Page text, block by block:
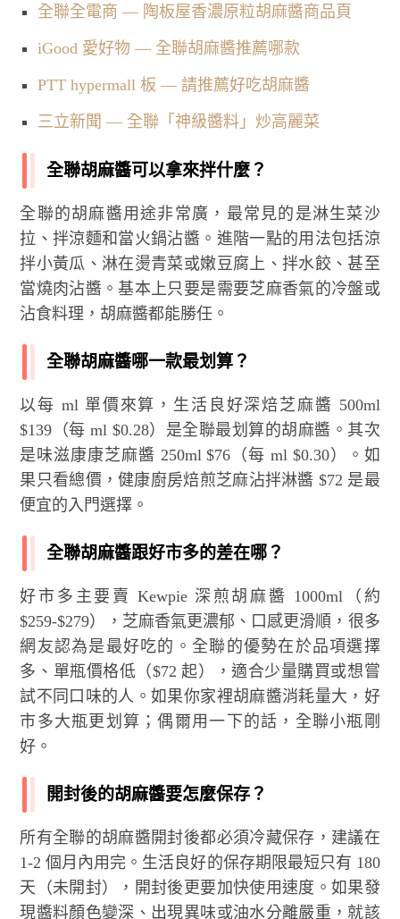
全聯全電商 — 陶板屋香濃原粒胡麻醬商品頁
iGood 愛好物 — 全聯胡麻醬推薦哪款
PTT hypermall 板 — 請推薦好吃胡麻醬
三立新聞 — 全聯「神級醬料」炒高麗菜
全聯胡麻醬可以拿來拌什麼？
全聯的胡麻醬用途非常廣，最常見的是淋生菜沙
拉、拌涼麵和當火鍋沾醬。進階一點的用法包括涼
拌小黃瓜、淋在燙青菜或嫩豆腐上、拌水餃、甚至
當燒肉沾醬。基本上只要是需要芝麻香氣的冷盤或
沾食料理，胡麻醬都能勝任。
全聯胡麻醬哪一款最划算？
以每 ml 單價來算，生活良好深焙芝麻醬 500ml
$139（每 ml $0.28）是全聯最划算的胡麻醬。其次
是味滋康康芝麻醬 250ml $76（每 ml $0.30）。如
果只看總價，健康廚房焙煎芝麻沾拌淋醬 $72 是最
便宜的入門選擇。
全聯胡麻醬跟好市多的差在哪？
好市多主要賣 Kewpie 深煎胡麻醬 1000ml（約
$259-$279），芝麻香氣更濃郁、口感更滑順，很多
網友認為是最好吃的。全聯的優勢在於品項選擇
多、單瓶價格低（$72 起），適合少量購買或想嘗
試不同口味的人。如果你家裡胡麻醬消耗量大，好
市多大瓶更划算；偶爾用一下的話，全聯小瓶剛
好。
開封後的胡麻醬要怎麼保存？
所有全聯的胡麻醬開封後都必須冷藏保存，建議在
1-2 個月內用完。生活良好的保存期限最短只有 180
天（未開封），開封後更要加快使用速度。如果發
現醬料顏色變深、出現異味或油水分離嚴重，就該